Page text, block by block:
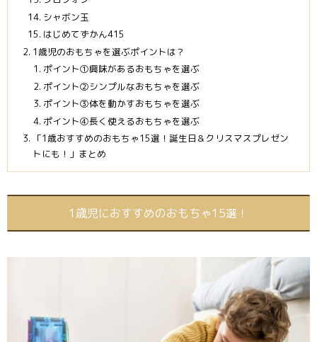
シャボン玉
はじめてずかん415
1歳児のおもちゃを選ぶポイントは？
ポイント①興味があるおもちゃを選ぶ
ポイント②シンプルなおもちゃを選ぶ
ポイント③体を動かすおもちゃを選ぶ
ポイント④長く使えるおもちゃを選ぶ
「1歳おすすめのおもちゃ15選！誕生日＆クリスマスプレゼン
トにも！」まとめ
1歳児におすすめのおもちゃ15選！